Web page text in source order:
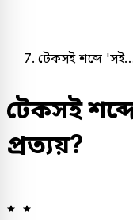
টেকসই শব্দে
টেকসই
প্রত্যয়?